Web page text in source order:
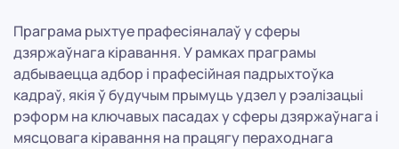
Праграма рыхтуе прафесіяналаў у сферы
дзяржаўнага кіравання. У рамках праграмы
адбываецца адбор і прафесійная падрыхтоўка
кадраў, якія ў будучым прымуць удзел у рэалізацыі
рэформ на ключавых пасадах у сферы дзяржаўнага і
мясцовага кіравання на працягу пераходнага